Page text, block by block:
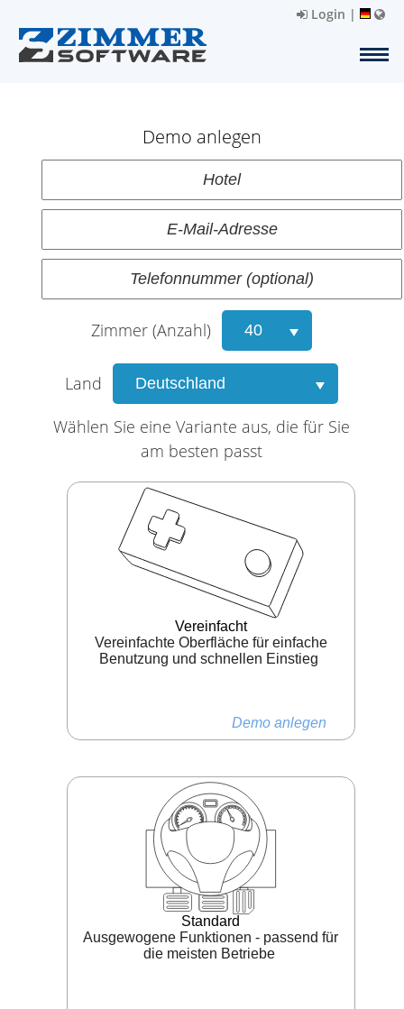
Login |
Demo anlegen
Zimmer (Anzahl)
Land
Wählen Sie eine Variante aus, die für Sie
am besten passt
Vereinfacht
Vereinfachte Oberfläche für einfache
Benutzung und schnellen Einstieg
Demo anlegen
Standard
Ausgewogene Funktionen - passend für
die meisten Betriebe